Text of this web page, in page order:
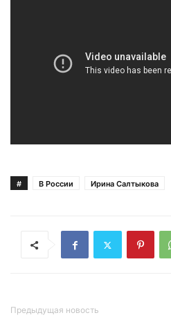
# В России Ирина Салтыкова
Предыдущая новость